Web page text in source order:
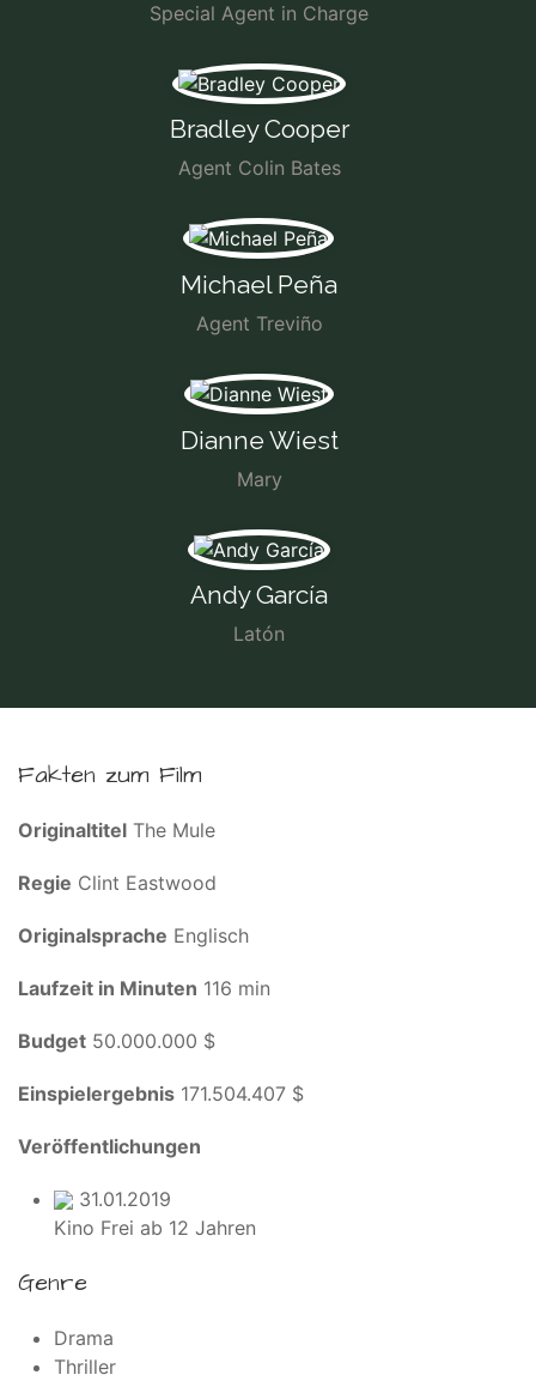
Special Agent in Charge
Bradley Cooper
Agent Colin Bates
Michael Peña
Agent Treviño
Dianne Wiest
Mary
Andy García
Latón
Fakten zum Film
Originaltitel The Mule
Regie Clint Eastwood
Originalsprache Englisch
Laufzeit in Minuten 116 min
Budget 50.000.000 $
Einspielergebnis 171.504.407 $
Veröffentlichungen
31.01.2019
Kino Frei ab 12 Jahren
Genre
Drama
Thriller